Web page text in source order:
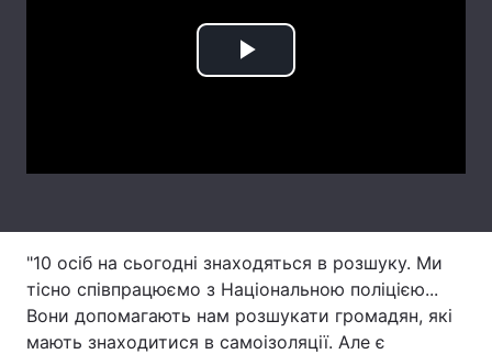
Статті
Архів Вакансії
Послуги
Play
"10 осіб на сьогодні знаходяться в розшуку. Ми
тісно співпрацюємо з Національною поліцією...
Вони допомагають нам розшукати громадян, які
мають знаходитися в самоізоляції. Але є